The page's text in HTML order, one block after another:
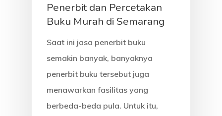
Penerbit dan Percetakan
Buku Murah di Semarang
Saat ini jasa penerbit buku
semakin banyak, banyaknya
penerbit buku tersebut juga
menawarkan fasilitas yang
berbeda-beda pula. Untuk itu,